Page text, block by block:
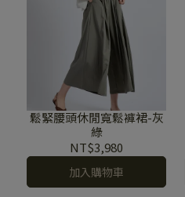
鬆緊腰頭休閒寬鬆褲裙-灰
綠
NT$3,980
加入購物車